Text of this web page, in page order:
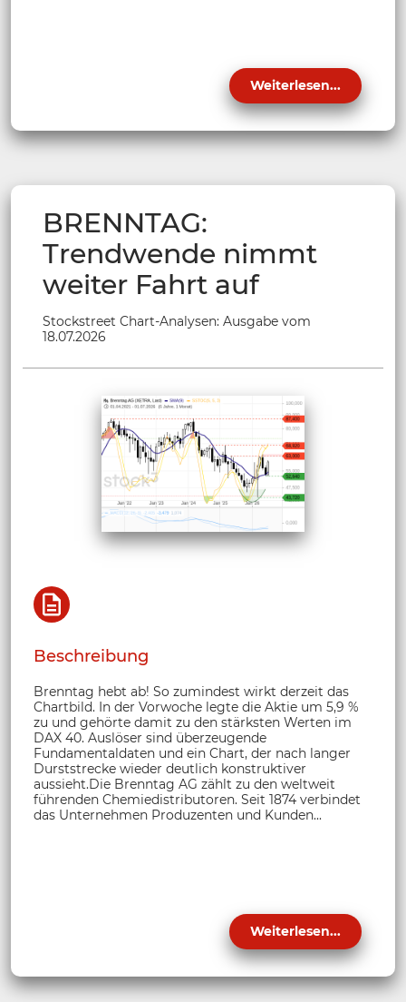
Weiterlesen...
BRENNTAG:
Trendwende nimmt
weiter Fahrt auf
Stockstreet Chart-Analysen: Ausgabe vom
18.07.2026
Beschreibung
Brenntag hebt ab! So zumindest wirkt derzeit das
Chartbild. In der Vorwoche legte die Aktie um 5,9 %
zu und gehörte damit zu den stärksten Werten im
DAX 40. Auslöser sind überzeugende
Fundamentaldaten und ein Chart, der nach langer
Durststrecke wieder deutlich konstruktiver
aussieht.Die Brenntag AG zählt zu den weltweit
führenden Chemiedistributoren. Seit 1874 verbindet
das Unternehmen Produzenten und Kunden...
Weiterlesen...